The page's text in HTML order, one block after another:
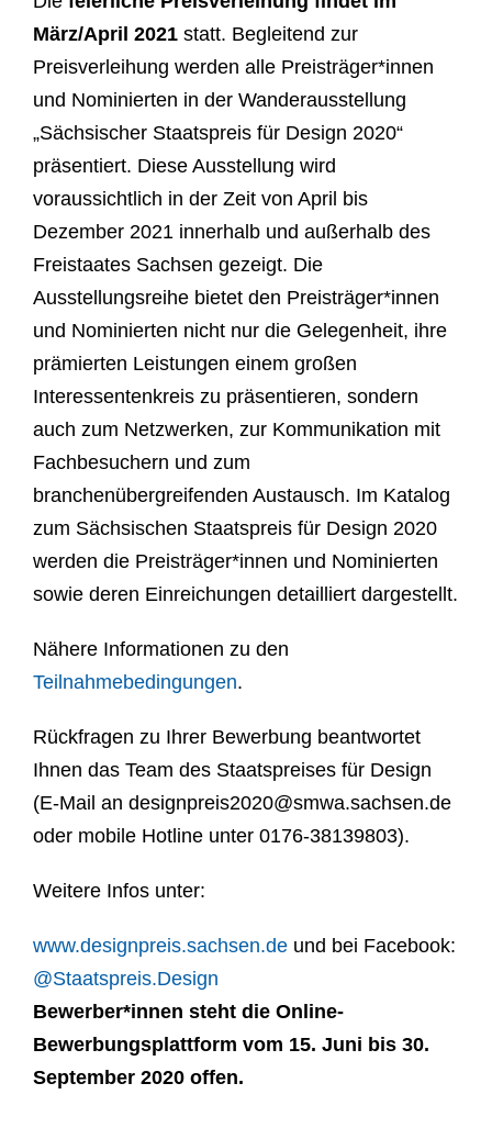
März/April 2021statt. Begleitend zur
Preisverleihung werden alle Preisträger*innen
und Nominierten in der Wanderausstellung
„Sächsischer Staatspreis für Design 2020“
präsentiert. Diese Ausstellung wird
voraussichtlich in der Zeit von April bis
Dezember 2021 innerhalb und außerhalb des
Freistaates Sachsen gezeigt. Die
Ausstellungsreihe bietet den Preisträger*innen
und Nominierten nicht nur die Gelegenheit, ihre
prämierten Leistungen einem großen
Interessentenkreis zu präsentieren, sondern
auch zum Netzwerken, zur Kommunikation mit
Fachbesuchern und zum
branchenübergreifenden Austausch. Im Katalog
zum Sächsischen Staatspreis für Design 2020
werden die Preisträger*innen und Nominierten
sowie deren Einreichungen detailliert dargestellt.
Nähere Informationen zu den
Teilnahmebedingungen.
Rückfragen zu Ihrer Bewerbung beantwortet
Ihnen das Team des Staatspreises für Design
(E-Mail an designpreis2020@smwa.sachsen.de
oder mobile Hotline unter 0176-38139803).
Weitere Infos unter:
www.designpreis.sachsen.deund bei Facebook:
@Staatspreis.Design
Bewerber*innen steht die Online-
Bewerbungsplattform vom 15. Juni bis 30.
September 2020 offen.